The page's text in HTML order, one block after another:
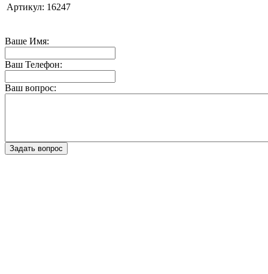
Артикул: 16247
Ваше Имя:
Ваш Телефон:
Ваш вопрос: